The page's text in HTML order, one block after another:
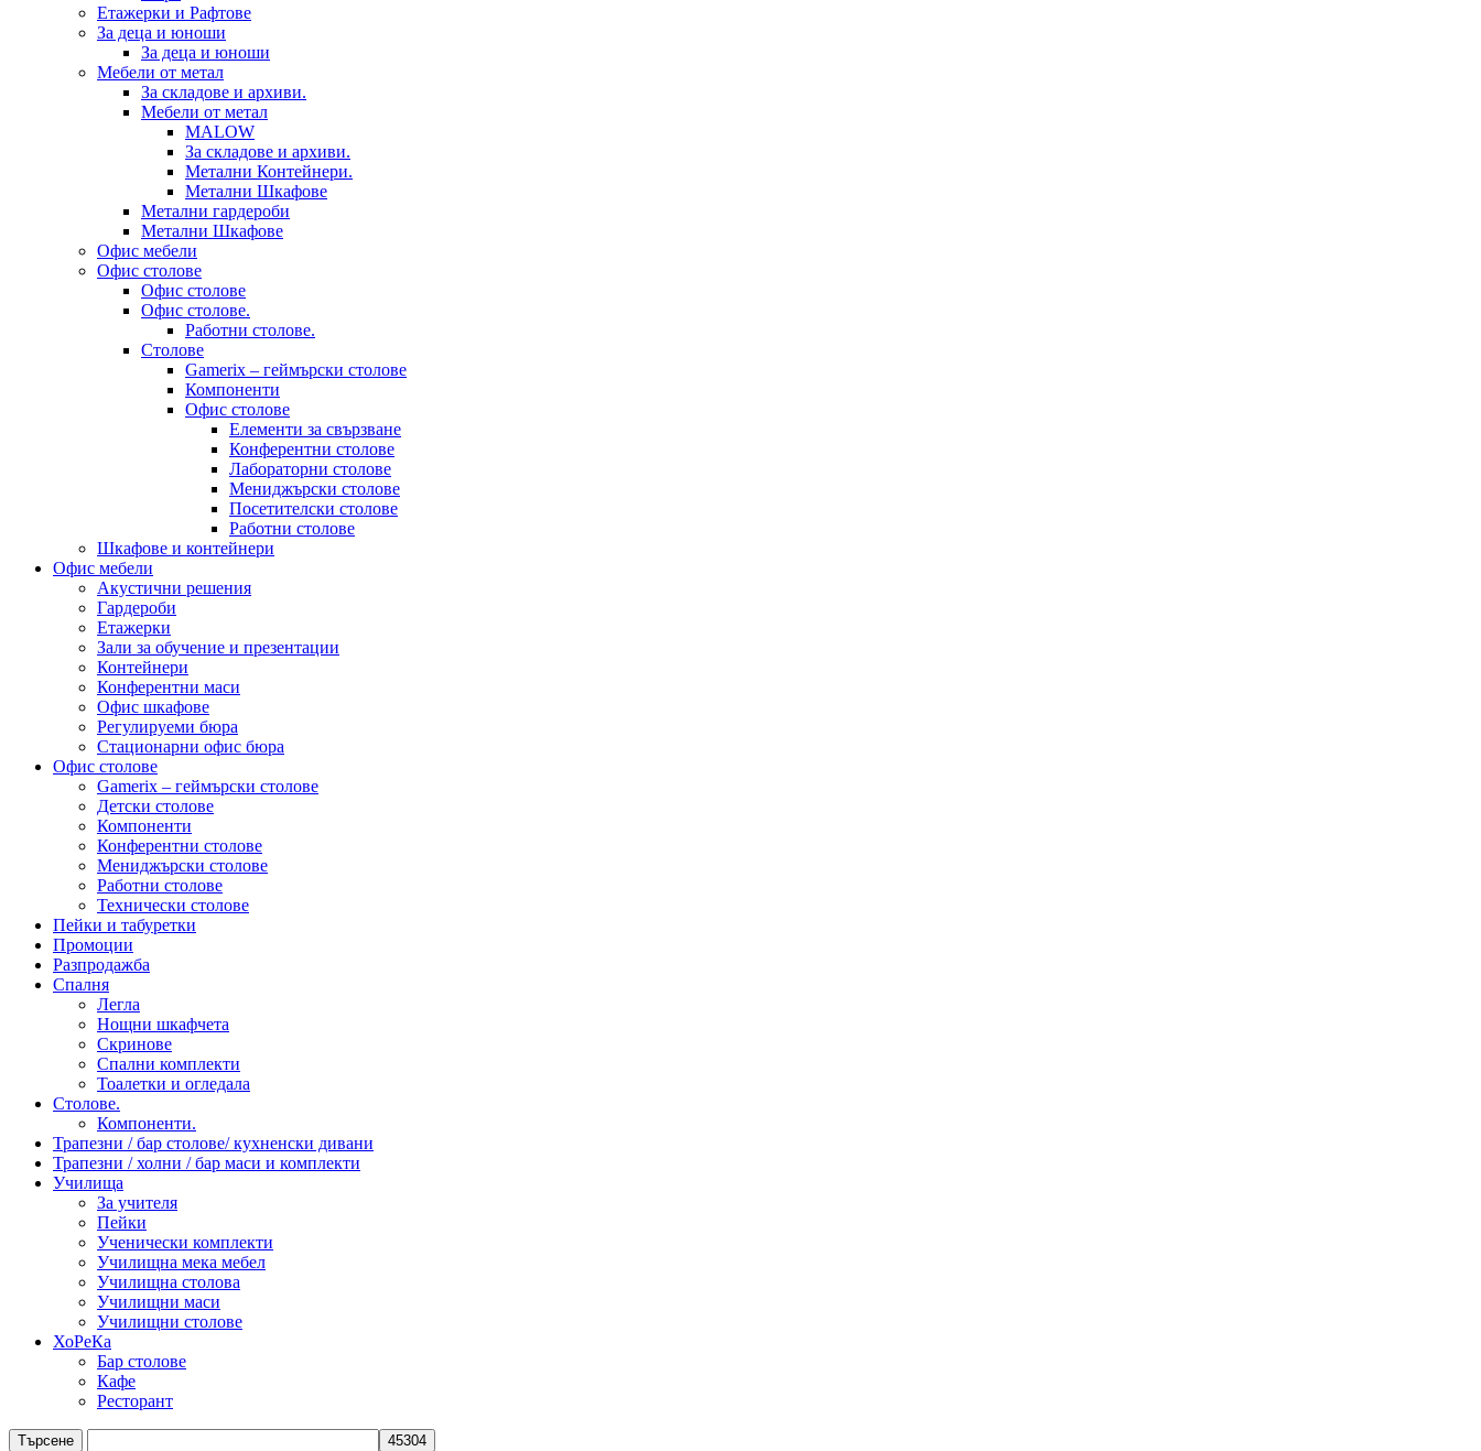
Етажерки и Рафтове
За деца и юноши
За деца и юноши
Мебели от метал
За складове и архиви.
Мебели от метал
MALOW
За складове и архиви.
Метални Контейнери.
Метални Шкафове
Метални гардероби
Метални Шкафове
Офис мебели
Офис столове
Офис столове
Офис столове.
Работни столове.
Столове
Gamerix – геймърски столове
Компоненти
Офис столове
Елементи за свързване
Конферентни столове
Лабораторни столове
Мениджърски столове
Посетителски столове
Работни столове
Шкафове и контейнери
Офис мебели
Акустични решения
Гардероби
Етажерки
Зали за обучение и презентации
Контейнери
Конферентни маси
Офис шкафове
Регулируеми бюра
Стационарни офис бюра
Офис столове
Gamerix – геймърски столове
Детски столове
Компоненти
Конферентни столове
Мениджърски столове
Работни столове
Технически столове
Пейки и табуретки
Промоции
Разпродажба
Спалня
Легла
Нощни шкафчета
Скринове
Спални комплекти
Тоалетки и огледала
Столове.
Компоненти.
Трапезни / бар столове/ кухненски дивани
Трапезни / холни / бар маси и комплекти
Училища
За учителя
Пейки
Ученически комплекти
Училищна мека мебел
Училищна столова
Училищни маси
Училищни столове
ХоРеКа
Бар столове
Кафе
Ресторант
Търсене